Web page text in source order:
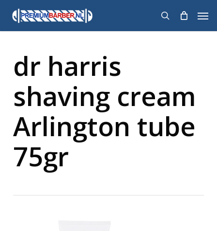
main
search
dr harris
shaving cream
Arlington tube
75gr